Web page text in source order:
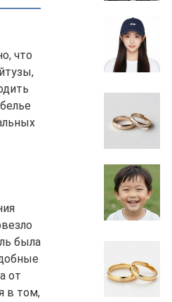
что
была
от
в том,